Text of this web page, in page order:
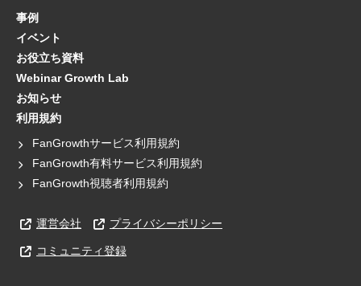
事例
イベント
お役立ち資料
Webinar Growth Lab
お知らせ
利用規約
FanGrowthサービス利用規約
FanGrowth有料サービス利用規約
FanGrowth視聴者利用規約
運営会社 プライバシーポリシー
コミュニティ登録